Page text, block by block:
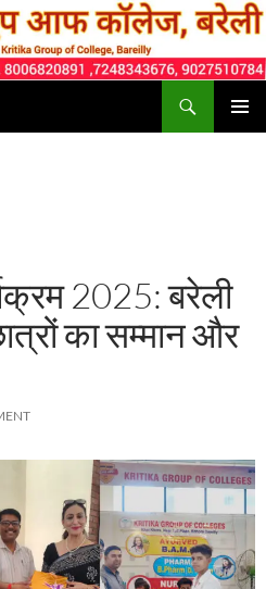
2025: बरेली
का सम्मान और